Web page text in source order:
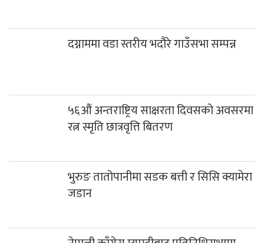
दग्नाममा वडा स्तरीय भदौरे गाउँसभा सम्पन्न
५६औं अन्तराष्ट्रिय साक्षरता दिवसको अवसरमा
रत्न स्मृति छात्रवृत्ति बितरण
भुरुङ तातोपानीमा सडक बत्ती र सिसि क्यामेरा
जडान